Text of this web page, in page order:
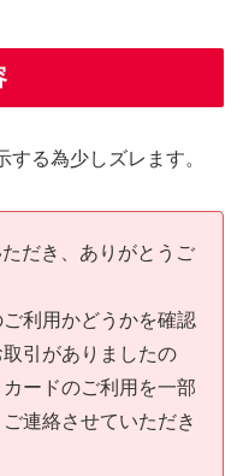
る為少しズレます。
だき、ありがとうご
利用かどうかを確認
引がありましたの
ードのご利用を一部
連絡させていただき